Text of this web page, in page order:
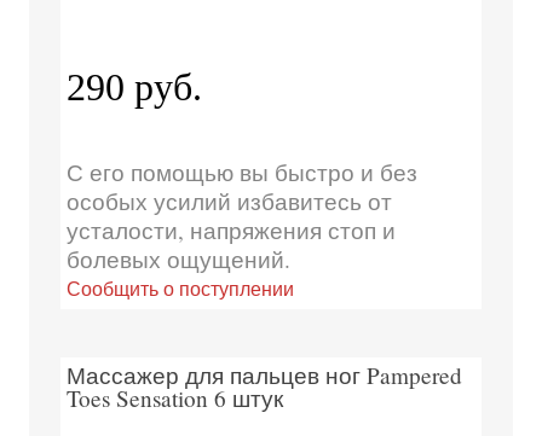
290 руб.
С его помощью вы быстро и без
особых усилий избавитесь от
усталости, напряжения стоп и
болевых ощущений.
Сообщить о поступлении
Массажер для пальцев ног Pampered
Toes Sensation 6 штук